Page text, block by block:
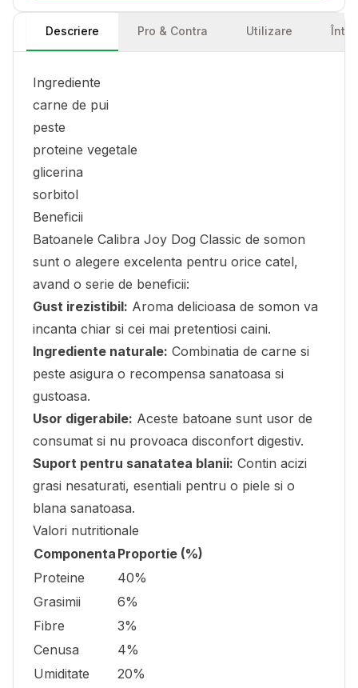
Descriere Pro & Contra Utilizare
Ingrediente
carne de pui
peste
proteine vegetale
glicerina
sorbitol
Beneficii
Batoanele Calibra Joy Dog Classic de somon
sunt o alegere excelenta pentru orice catel,
avand o serie de beneficii:
Gust irezistibil: Aroma delicioasa de somon va
incanta chiar si cei mai pretentiosi caini.
Ingrediente naturale: Combinatia de carne si
peste asigura o recompensa sanatoasa si
gustoasa.
Usor digerabile: Aceste batoane sunt usor de
consumat si nu provoaca disconfort digestiv.
Suport pentru sanatatea blanii: Contin acizi
grasi nesaturati, esentiali pentru o piele si o
blana sanatoasa.
Valori nutritionale
Componenta Proportie (%)
Proteine
40%
Grasimii
6%
Fibre
3%
Cenusa
4%
Umiditate
20%